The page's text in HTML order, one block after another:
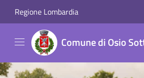
Regione Lombardia
Comune di Osio